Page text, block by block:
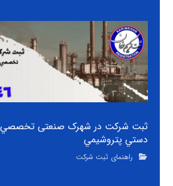
ثبت شرکت در شهرک صنعتی تخصصي
دستي پتروشيمي
راهنمای ثبت شرکت